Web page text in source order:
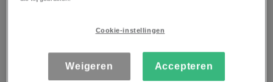
verschillende vormen signaleren. Met een
voor je huis gebeurt en wie er aanbelt. Overdag of
‘s nachts. De bel is weerbestendig, dus je hebt
Cookie-instellingen
Weigeren Accepteren